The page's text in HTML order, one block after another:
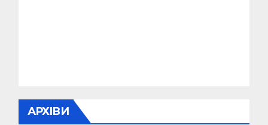
АРХІВИ